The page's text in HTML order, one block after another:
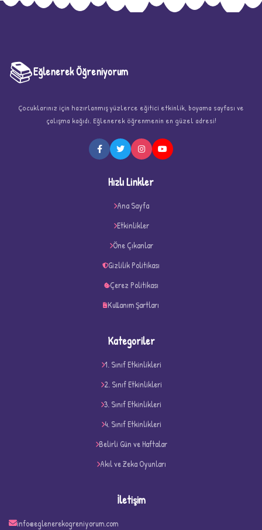
D
📚Eğlenerek Öğreniyorum
Çocuklarınız için hazırlanmış yüzlerce eğitici etkinlik, boyama sayfası ve
çalışma kağıdı. Eğlenerek öğrenmenin en güzel adresi!
Hızlı Linkler
Ana Sayfa
Etkinlikler
Öne Çıkanlar
Gizlilik Politikası
Çerez Politikası
Kullanım Şartları
Kategoriler
1. Sınıf Etkinlikleri
2. Sınıf Etkinlikleri
3. Sınıf Etkinlikleri
4. Sınıf Etkinlikleri
Belirli Gün ve Haftalar
Akıl ve Zeka Oyunları
İletişim
info@eglenerekogreniyorum.com